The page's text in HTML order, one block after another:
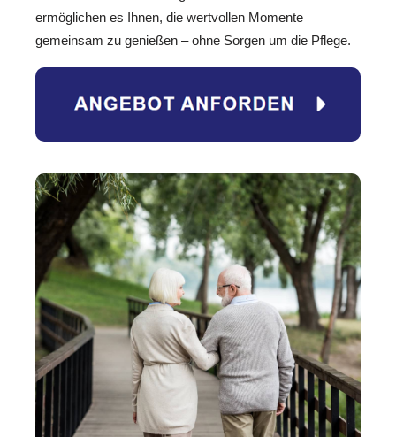
ermöglichen es Ihnen, die wertvollen Momente
gemeinsam zu genießen – ohne Sorgen um die Pflege.